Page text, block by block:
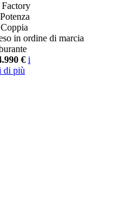
Potenza
Coppia
in ordine di marcia
€ i
di più